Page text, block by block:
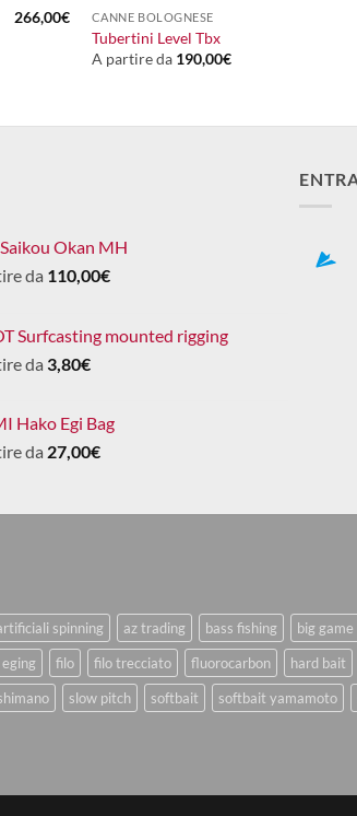
266,00€ CANNE BOLOGNESE
Tubertini Level Tbx
A partire da 190,00€
Okan MH
da 110,00€
Surfcasting mounted rigging
da 3,80€
Hako Egi Bag
da 27,00€
spinning az trading bass fishing big game
eging filo filo trecciato fluorocarbon hard bait
slow pitch softbait softbait yamamoto